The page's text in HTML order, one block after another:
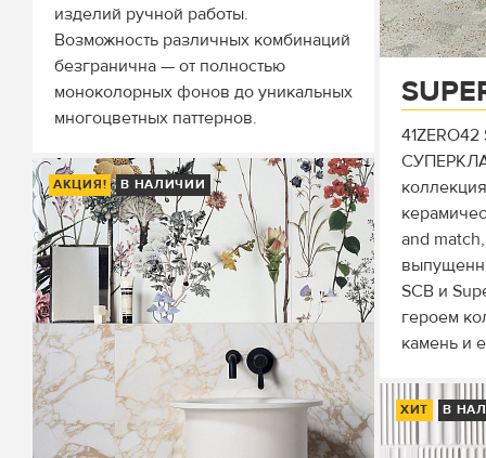
изделий ручной работы.
Возможность различных комбинаций
безгранична — от полностью
моноколорных фонов до уникальных
многоцветных паттернов.
41ZERO42
and
SCB и
героем
камень и
АКЦИЯ! В НАЛИЧИИ
ХИТ В